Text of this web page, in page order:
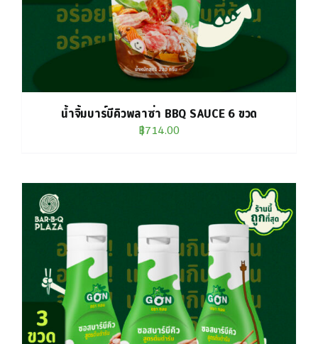
น้ำจิ้มบาร์บีคิวพลาซ่า BBQ SAUCE 6 ขวด
฿714.00